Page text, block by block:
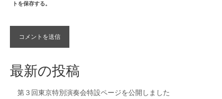
トを保存する。
最新の投稿
第３回東京特別演奏会特設ページを公開しました